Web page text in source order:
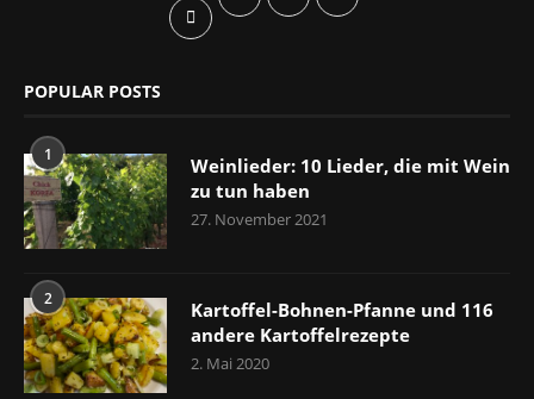
POPULAR POSTS
1
Weinlieder: 10 Lieder, die mit Wein
zu tun haben
27. November 2021
2
Kartoffel-Bohnen-Pfanne und 116
andere Kartoffelrezepte
2. Mai 2020